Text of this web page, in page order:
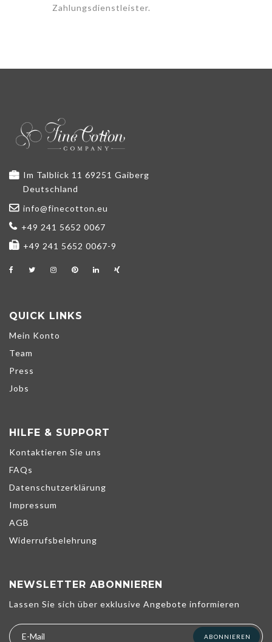
Zahlungsdienstleister.
Im Talblick 11 69251 Gaiberg
Deutschland
info@finecotton.eu
+49 241 5652 0067
+49 241 5652 0067-9
QUICK LINKS
Mein Konto
Team
Press
Jobs
HILFE & SUPPORT
Kontaktieren Sie uns
FAQs
Datenschutzerklärung
Impressum
AGB
Widerrufsbelehrung
NEWSLETTER ABONNIEREN
Lassen Sie sich über exklusive Angebote informieren
ABONNIEREN
persönliche Angebote zu unterbreiten und Ihr Erlebnis zu
optimieren. Wenn Sie die unten aufgeführten optionalen Cookies
nicht akzeptieren, kann dies Ihr Erlebnis beeinträchtigen. Weitere